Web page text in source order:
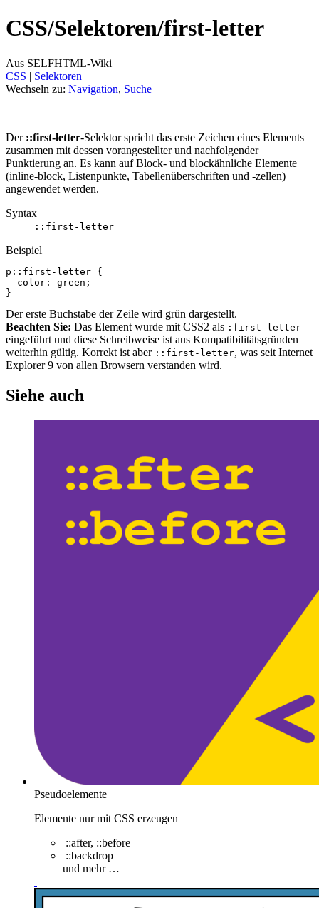
CSS/Selektoren/first-letter
Aus SELFHTML-Wiki
CSS ‎ | Selektoren
Wechseln zu: Navigation, Suche
Der ::first-letter-Selektor spricht das erste Zeichen eines Elements
zusammen mit dessen vorangestellter und nachfolgender
Punktierung an. Es kann auf Block- und blockähnliche Elemente
(inline-block, Listenpunkte, Tabellenüberschriften und -zellen)
angewendet werden.
Syntax
::first-letter
Beispiel
p : :first-letter {
color : green ;
}
Der erste Buchstabe der Zeile wird grün dargestellt.
Beachten Sie: Das Element wurde mit CSS2 als :first-letter
eingeführt und diese Schreibweise ist aus Kompatibilitätsgründen
weiterhin gültig. Korrekt ist aber ::first-letter, was seit Internet
Explorer 9 von allen Browsern verstanden wird.
Siehe auch
Pseudoelemente
Elemente nur mit CSS erzeugen
::after, ::before
::backdrop
und mehr …